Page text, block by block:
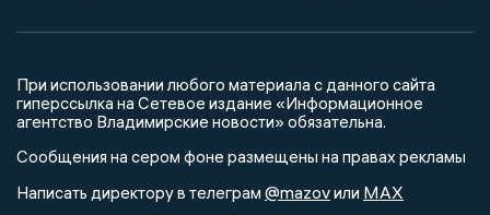
При использовании любого материала с данного сайта
гиперссылка на Сетевое издание «Информационное
агентство Владимирские новости» обязательна.
Сообщения на сером фоне размещены на правах рекламы
Написать директору в телеграм @mazovили MAX